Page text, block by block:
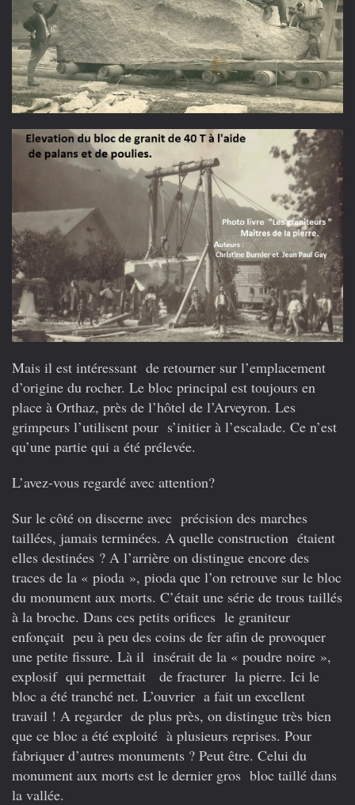
Mais il est intéressant de retourner sur l’emplacement
d’origine du rocher. Le bloc principal est toujours en
place à Orthaz, près de l’hôtel de l’Arveyron. Les
grimpeurs l’utilisent pour s’initier à l’escalade. Ce n’est
qu’une partie qui a été prélevée.
L’avez-vous regardé avec attention?
Sur le côté on discerne avec précision des marches
taillées, jamais terminées. A quelle construction étaient
elles destinées ? A l’arrière on distingue encore des
traces de la « pioda », pioda que l’on retrouve sur le bloc
du monument aux morts. C’était une série de trous taillés
à la broche. Dans ces petits orifices le graniteur
enfonçait peu à peu des coins de fer afin de provoquer
une petite fissure. Là il insérait de la « poudre noire »,
explosif qui permettait de fracturer la pierre. Ici le
bloc a été tranché net. L’ouvrier a fait un excellent
travail ! A regarder de plus près, on distingue très bien
que ce bloc a été exploité à plusieurs reprises. Pour
fabriquer d’autres monuments ? Peut être. Celui du
monument aux morts est le dernier gros bloc taillé dans
la vallée.